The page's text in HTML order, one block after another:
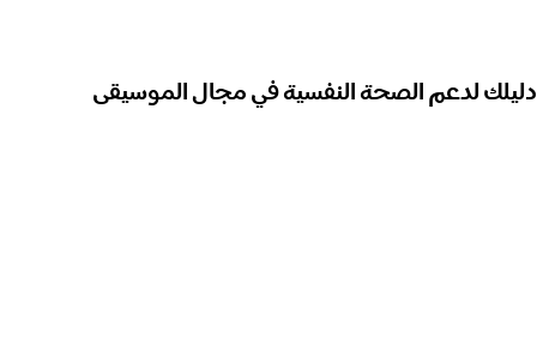
دليلك لدعم الصحة النفسية في مجال الموسيقى